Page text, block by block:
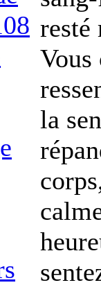
resté
Vous
la